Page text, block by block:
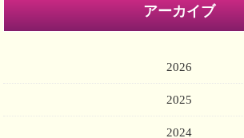
アーカイブ
2026
2025
2024